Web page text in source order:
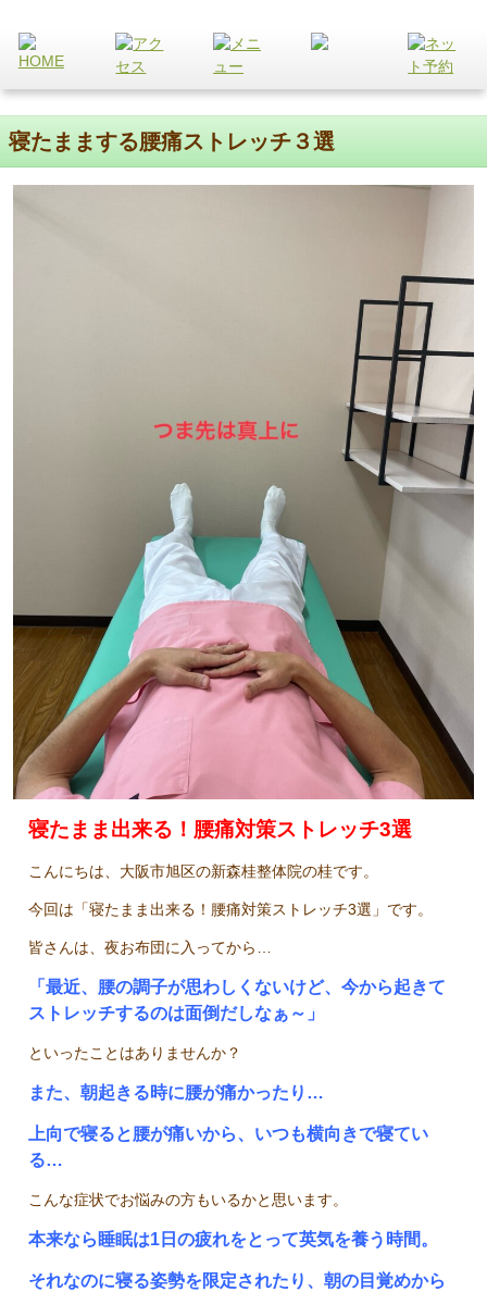
寝たままする腰痛ストレッチ３選
寝たまま出来る！腰痛対策ストレッチ3選
こんにちは、大阪市旭区の新森桂整体院の桂です。
今回は「寝たまま出来る！腰痛対策ストレッチ3選」です。
皆さんは、夜お布団に入ってから…
「最近、腰の調子が思わしくないけど、今から起きて
ストレッチするのは面倒だしなぁ～」
といったことはありませんか？
また、朝起きる時に腰が痛かったり…
上向で寝ると腰が痛いから、いつも横向きで寝てい
る…
こんな症状でお悩みの方もいるかと思います。
本来なら睡眠は1日の疲れをとって英気を養う時間。
それなのに寝る姿勢を限定されたり、朝の目覚めから